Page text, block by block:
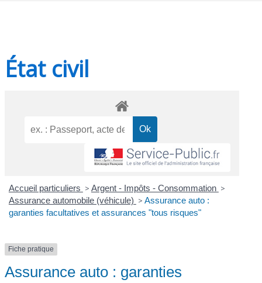
État civil
Accueil particuliers > Argent - Impôts - Consommation >
Assurance automobile (véhicule) > Assurance auto :
garanties facultatives et assurances "tous risques"
Fiche pratique
Assurance auto : garanties